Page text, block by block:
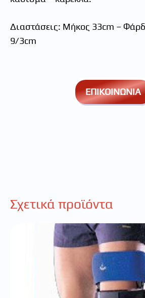
Διαστάσεις: Μήκος 33cm –
9/3cm
ΕΠΙΚΟΙΝΩΝΙΑ
Σχετικά προϊόντα